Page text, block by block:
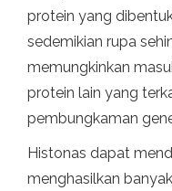
protein yang
sedemikian rupa
memungkinkan
protein lain yang
pembungkaman
Histonas dapat
menghasilkan